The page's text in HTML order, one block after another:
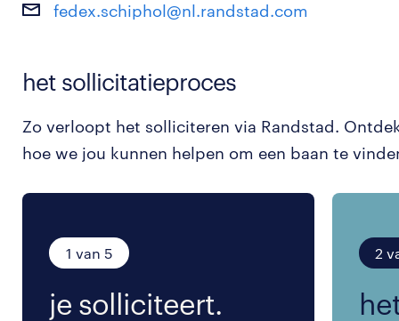
fedex.schiphol@nl.randstad.com
het sollicitatieproces
Zo verloopt het solliciteren via Randstad.
hoe we jou kunnen helpen om een baan te
1 van 5
je solliciteert.
2